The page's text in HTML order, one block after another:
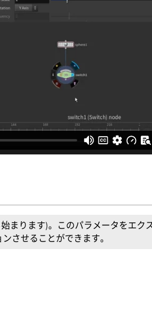
まります)。このパラメータをエク
させることができます。